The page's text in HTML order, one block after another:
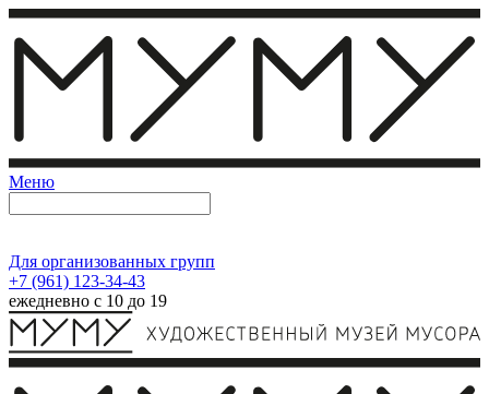
Меню
Для организованных групп
+7 (961) 123-34-43
ежедневно с 10 до 19